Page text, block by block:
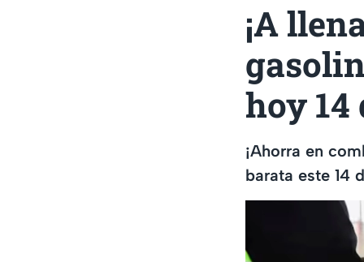
¡A
hoy 14
¡Ahorra en
barata este 14